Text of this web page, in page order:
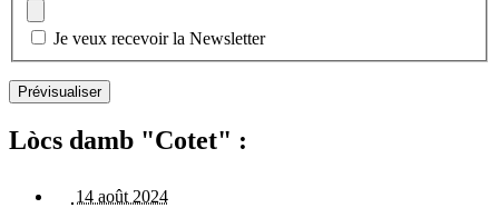
Je veux recevoir la Newsletter
Lòcs damb "Cotet" :
14 août 2024